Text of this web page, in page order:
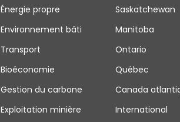
Énergie propre
Environnement bâti
Transport
Bioéconomie
Gestion du carbone
Exploitation minière
Saskatchewan
Manitoba
Ontario
Québec
Canada
International